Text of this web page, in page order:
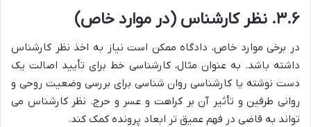
۳.۶. نظر کارشناس (در موارد خاص)
در برخی موارد خاص، دادگاه ممکن است نیاز به اخذ نظر کارشناس
داشته باشد. به عنوان مثال، کارشناسی خط برای تأیید اصالت یک
دست نوشته یا کارشناسی روان شناسی برای بررسی وضعیت روحی و
روانی طرفین و تأثیر آن بر کراهت و عسر و حرج. نظر کارشناس می
تواند به قاضی در فهم عمیق تر ابعاد پرونده کمک کند.